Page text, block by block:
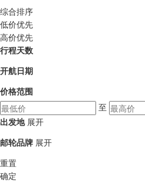
综合排序
低价优先
高价优先
行程天数
开航日期
价格范围
至
出发地 展开
邮轮品牌 展开
重置
确定